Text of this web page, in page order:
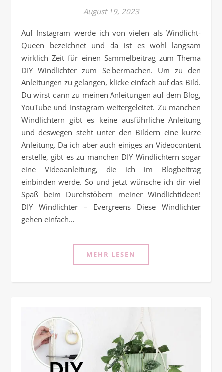
August 19, 2023
Auf Instagram werde ich von vielen als Windlicht-
Queen bezeichnet und da ist es wohl langsam
wirklich Zeit für einen Sammelbeitrag zum Thema
DIY Windlichter zum Selbermachen. Um zu den
Anleitungen zu gelangen, klicke einfach auf das Bild.
Du wirst dann zu meinen Anleitungen auf dem Blog,
YouTube und Instagram weitergeleitet. Zu manchen
Windlichtern gibt es keine ausführliche Anleitung
und deswegen steht unter den Bildern eine kurze
Anleitung. Da ich aber auch einiges an Videocontent
erstelle, gibt es zu manchen DIY Windlichtern sogar
eine Videoanleitung, die ich im Blogbeitrag
einbinden werde. So und jetzt wünsche ich dir viel
Spaß beim Durchstöbern meiner Windlichtideen!
DIY Windlichter – Evergreens Diese Windlichter
gehen einfach…
MEHR LESEN